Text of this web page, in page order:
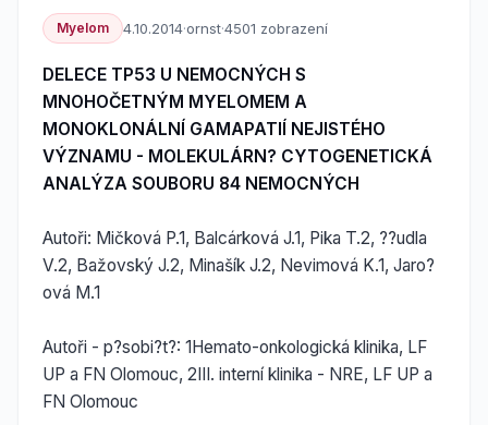
Myelom 4.10.2014·ornst·4501 zobrazení
DELECE TP53 U NEMOCNÝCH S
MNOHOČETNÝM MYELOMEM A
MONOKLONÁLNÍ GAMAPATIÍ NEJISTÉHO
VÝZNAMU - MOLEKULÁRN? CYTOGENETICKÁ
ANALÝZA SOUBORU 84 NEMOCNÝCH
Autoři: Mičková P.1, Balcárková J.1, Pika T.2, ??udla
V.2, Bažovský J.2, Minašík J.2, Nevimová K.1, Jaro?
ová M.1
Autoři - p?sobi?t?: 1Hemato-onkologická klinika, LF
UP a FN Olomouc, 2III. interní klinika - NRE, LF UP a
FN Olomouc